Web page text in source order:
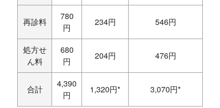
再診料
780
円
234円 546円
処方せ
ん料
680
円
204円 476円
合計
4,390
円
1,320円* 3,070円*